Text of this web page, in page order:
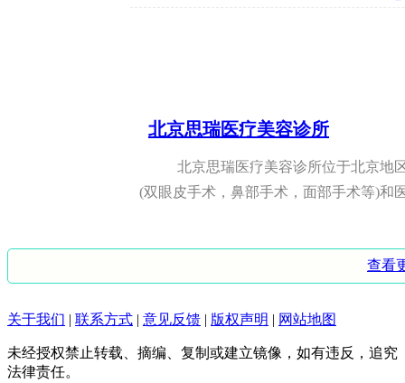
和饮食相结合的方法进行减...
额头和脸颊长痘痘是什么原因
根据你的这种情况考虑是座疮，根本原
2023-03-27 16:05:18
北京思瑞医疗美容诊所
北京思瑞医疗美容诊所位于北京地
(双眼皮手术，鼻部手术，面部手术等)和
于北三环马甸桥北京同林堂生物技术开发
查看
关于我们 | 联系方式 | 意见反馈 | 版权声明 | 网站地图
未经授权禁止转载、摘编、复制或建立镜像，如有违反，追究
法律责任。